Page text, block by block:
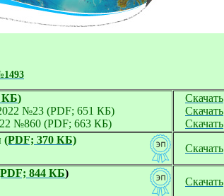
КБ)
№23 (PDF; 651 КБ)
№860 (PDF; 663 КБ)
Скачать
Скачать
Скачать
(PDF; 370 КБ)
Скачать
844 КБ)
Скачать